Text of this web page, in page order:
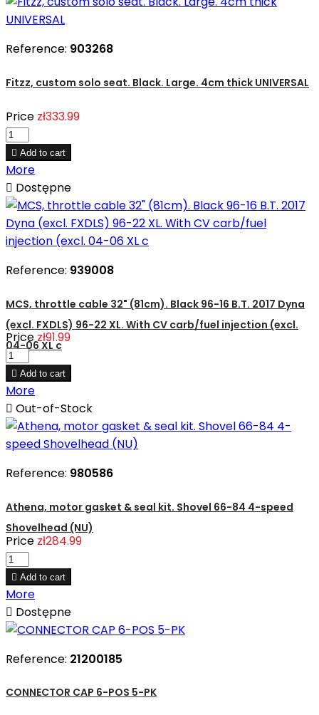
Reference: 903268
Fitzz, custom solo seat. Black. Large. 4cm thick UNIVERSAL
Price zł333.99
 Add to cart
More
 Dostępne
Reference: 939008
MCS, throttle cable 32" (81cm). Black 96-16 B.T. 2017 Dyna
(excl. FXDLS) 96-22 XL. With CV carb/fuel injection (excl.
04-06 XL c
Pricezł91.99
 Add to cart
More
 Out-of-Stock
Reference: 980586
Athena, motor gasket & seal kit. Shovel 66-84 4-speed
Shovelhead (NU)
Price zł284.99
 Add to cart
More
 Dostępne
Reference: 21200185
CONNECTOR CAP 6-POS 5-PK